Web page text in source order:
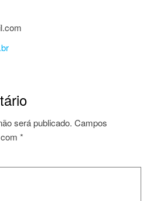
será publicado. Campos
*